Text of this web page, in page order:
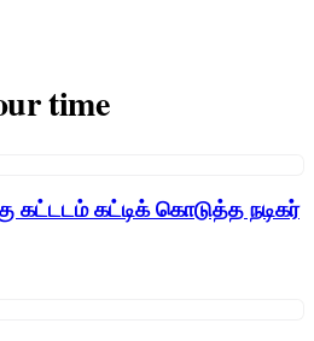
time
கட்டடம் கட்டிக் கொடுத்த நடிகர்